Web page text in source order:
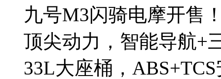
九号M3闪骑电摩开售
顶尖动力，智能导航+
33L大座桶，